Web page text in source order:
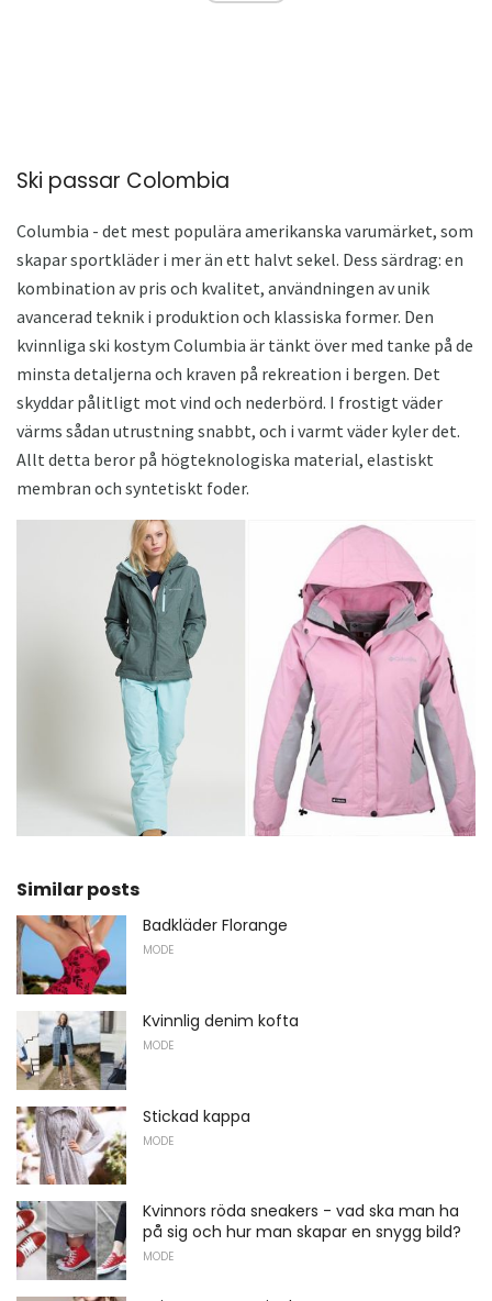
Ski passar Colombia
Columbia - det mest populära amerikanska varumärket, som
skapar sportkläder i mer än ett halvt sekel. Dess särdrag: en
kombination av pris och kvalitet, användningen av unik
avancerad teknik i produktion och klassiska former. Den
kvinnliga ski kostym Columbia är tänkt över med tanke på de
minsta detaljerna och kraven på rekreation i bergen. Det
skyddar pålitligt mot vind och nederbörd. I frostigt väder
värms sådan utrustning snabbt, och i varmt väder kyler det.
Allt detta beror på högteknologiska material, elastiskt
membran och syntetiskt foder.
Similar posts
Badkläder Florange
MODE
Kvinnlig denim kofta
MODE
Stickad kappa
MODE
Kvinnors röda sneakers - vad ska man ha
på sig och hur man skapar en snygg bild?
MODE